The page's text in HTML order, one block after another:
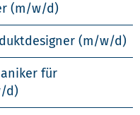
(m/w/d)
(m/w/d)
für
d)